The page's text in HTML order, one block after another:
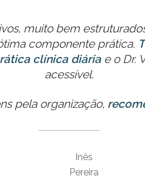
muito bem
componente prática.
clínica diáriae o Dr.
acessível.
pela organização,
Inês
Pereira